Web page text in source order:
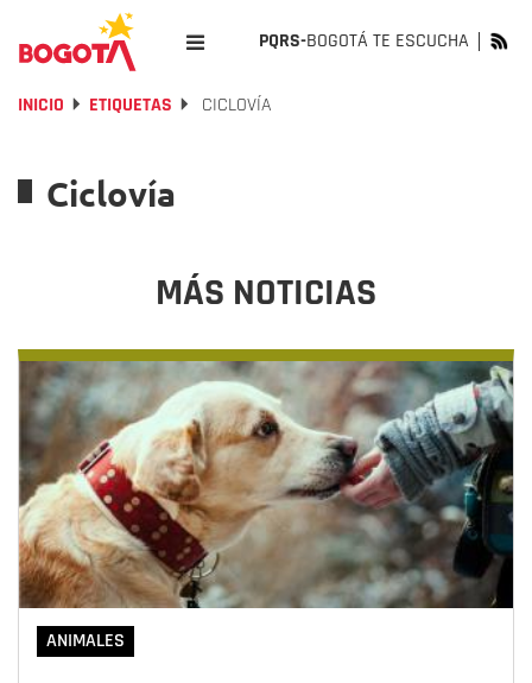
PQRS-BOGOTÁ TE ESCUCHA
INICIO ETIQUETAS CICLOVÍA
Ciclovía
MÁS NOTICIAS
ANIMALES